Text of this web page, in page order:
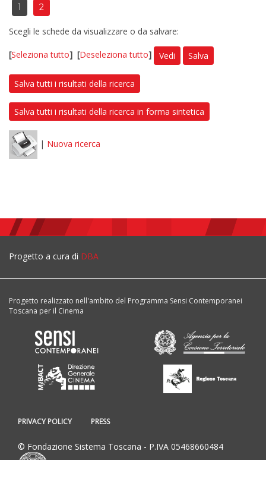
1 2
Scegli le schede da visualizzare o da salvare:
[Seleziona tutto] [Deseleziona tutto] Vedi Salva
Salva tutti i risultati della ricerca
Salva tutti i risultati della ricerca in forma sintetica
| Nuova ricerca
Progetto a cura di DBA
Progetto realizzato nell'ambito del Programma Sensi Contemporanei
Toscana per il Cinema
PRIVACY POLICY PRESS
© Fondazione Sistema Toscana - P.IVA 05468660484